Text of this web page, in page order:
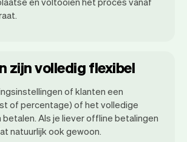
zijn volledig flexibel
of klanten een
of percentage) of het volledige
Als je liever offline betalingen
natuurlijk ook gewoon.